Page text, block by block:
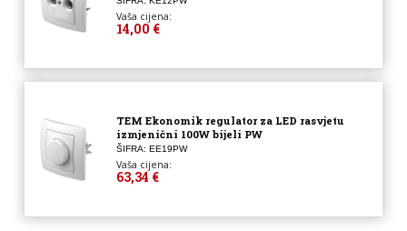
Vaša cijena:
14,00 €
TEM Ekonomik regulator za LED rasvjetu
izmjenični 100W bijeli PW
ŠIFRA: EE19PW
Vaša cijena:
63,34 €